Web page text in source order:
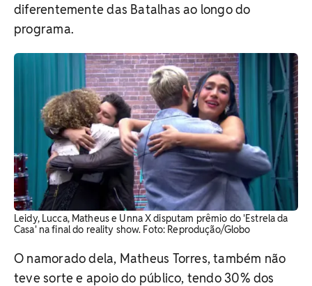
diferentemente das Batalhas ao longo do
programa.
Leidy, Lucca, Matheus e Unna X disputam prêmio do 'Estrela da
Casa' na final do reality show. ​Foto: Reprodução/Globo
O namorado dela, Matheus Torres, também não
teve sorte e apoio do público, tendo 30% dos